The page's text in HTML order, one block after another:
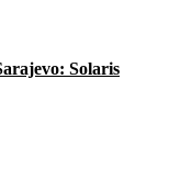
Solaris